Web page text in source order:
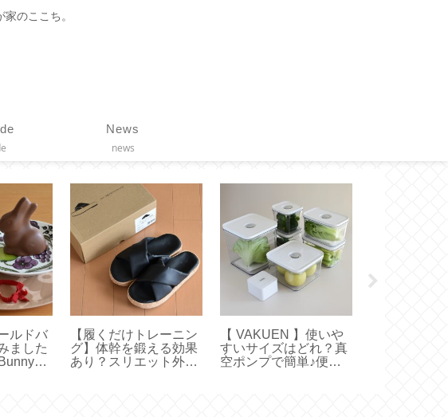
のここち。
News
news
テレビ
】ミラ
出力の
【Sliet】これ正解！お
すすめは無理なく履け
るスリエット【体幹を
【ボールアンドチェー
ン】選ぶならコレ！オ
リジナルシリーズ定番